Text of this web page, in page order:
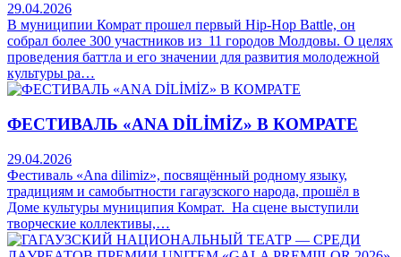
29.04.2026
В муниципии Комрат прошел первый Hip-Hop Battle, он
собрал более 300 участников из 11 городов Молдовы. О целях
проведения баттла и его значении для развития молодежной
культуры ра…
ФЕСТИВАЛЬ «ANA DİLİMİZ» В КОМРАТЕ
29.04.2026
Фестиваль «Ana dilimiz», посвящённый родному языку,
традициям и самобытности гагаузского народа, прошёл в
Доме культуры муниципия Комрат. На сцене выступили
творческие коллективы,…